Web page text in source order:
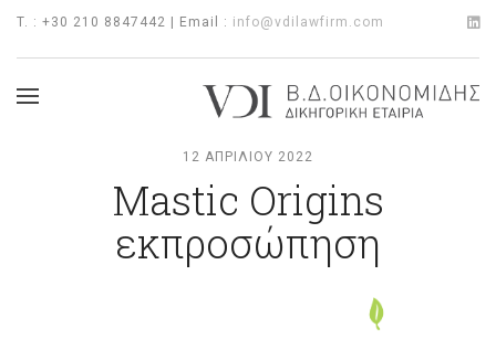
T. : +30 210 8847442 | Email : info@vdilawfirm.com
12 ΑΠΡΙΛΊΟΥ 2022
Mastic Origins
εκπροσώπηση